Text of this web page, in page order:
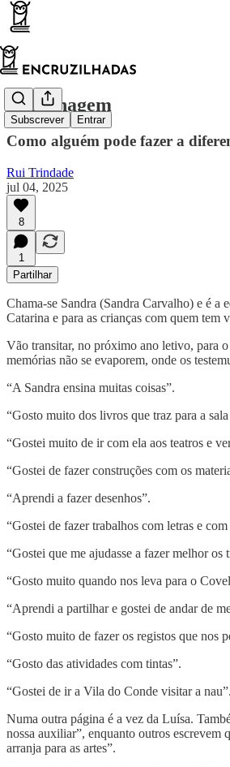
Subscrever Entrar
Homenagem
Como alguém pode fazer a
Rui Trindade
jul 04, 2025
8
1
Partilhar
Chama-se Sandra (Sandra Carvalho) e é a
Catarina e para as crianças com quem
Vão transitar, no próximo ano letivo, para
memórias não se evaporem, onde os
“A Sandra ensina muitas coisas”.
“Gosto muito dos livros que traz para a
“Gostei muito de ir com ela aos teatros e
“Gostei de fazer construções com os
“Aprendi a fazer desenhos”.
“Gostei de fazer trabalhos com letras e com
“Gostei que me ajudasse a fazer melhor os
“Gosto muito quando nos leva para o
“Aprendi a partilhar e gostei de andar de
“Gosto muito de fazer os registos que nos
“Gosto das atividades com tintas”.
“Gostei de ir a Vila do Conde visitar a nau”.
Numa outra página é a vez da Luísa.
nossa auxiliar”, enquanto outros escrevem
arranja para as artes”.